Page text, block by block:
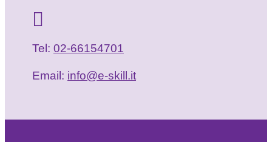
Tel: 02-66154701
Email: info@e-skill.it